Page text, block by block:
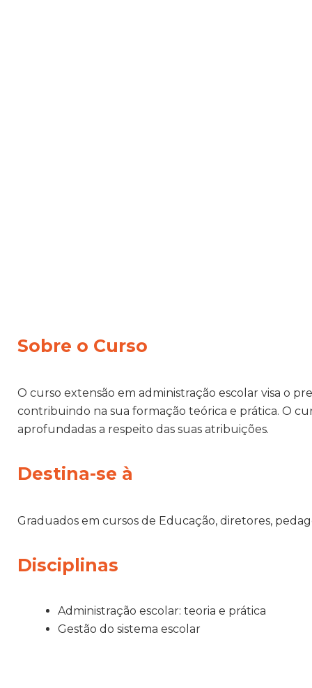
Sobre o Curso
O curso extensão em administração escolar visa o
contribuindo na sua formação teórica e prática. O
aprofundadas a respeito das suas atribuições.
Destina-se à
Graduados em cursos de Educação, diretores,
Disciplinas
Administração escolar: teoria e prática
Gestão do sistema escolar